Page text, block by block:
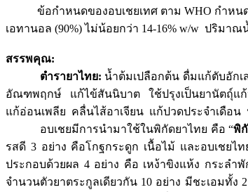
ข้อกำหนดของอบเชยเทศ ตาม WHO กำหนด
เอทานอล (90%) ไม่น้อยกว่า 14-16% w/w ปริมาณ
สรรพคุณ:
ตำรายาไทย: น้ำต้มเปลือกต้น ดื่มแก้ตับอัก
อัณฑพฤกษ์ แก้ไข้สันนิบาต ใช้ปรุงเป็นยานัตถุ์แก้ป
แก้อ่อนเพลีย คลื่นไส้อาเจียน แก้ปวดประจำเดือ
อบเชยมีการนำมาใช้ในพิกัดยาไทย คือ “พิ
รสดี 3 อย่าง คือโกฐกระดูก เนื้อไม้ และอบเชย
ประกอบด้วยผล 4 อย่าง คือ เหง้าขิงแห้ง กระล
จำนวนตัวยาตระกูลเดียวกัน 10 อย่าง มีชะเอมทั้ง